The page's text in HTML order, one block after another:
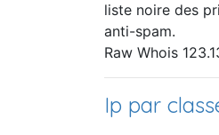
liste noire des
anti-spam.
Raw Whois
Ip par